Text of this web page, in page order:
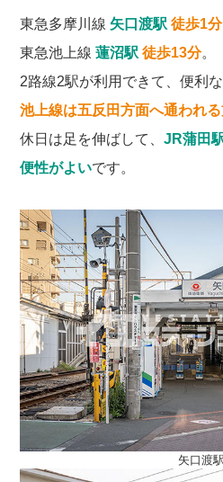
東急多摩川線 矢口渡駅 徒歩1分
東急池上線蓮沼駅 徒歩13分。
2路線2駅が利用できて、便利な
池上線は五反田方面へ通われ
休日は足を伸ばして、JR蒲田
便性がよいです。
矢口渡駅